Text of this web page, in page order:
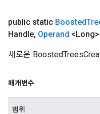
public static Boosted
Handle, Operand
새로운
매개변수
범위